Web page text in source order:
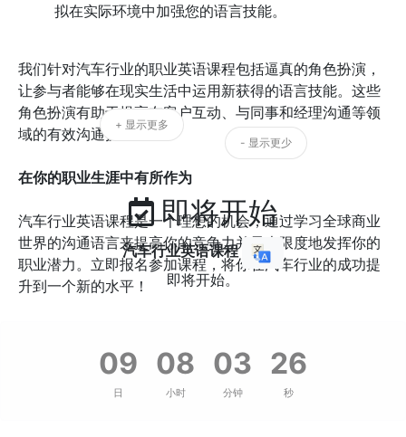
拟在实际环境中加强您的语言技能。
我们针对汽车行业的职业英语课程包括逼真的角色扮演，
让参与者能够在现实生活中运用新获得的语言技能。这些
角色扮演有助于提高在客户互动、与同事和经理沟通等领
域的有效沟通技巧。
在你的职业生涯中有所作为
汽车行业英语课程是一个理想的机会，通过学习全球商业
世界的沟通语言来提高你的竞争力并最大限度地发挥你的
职业潜力。立即报名参加课程，将你在汽车行业的成功提
升到一个新的水平！
汽车行业英语课程主题：
+ 显示更多
- 显示更少
即将开始
汽车行业英语课程
即将开始。
09
日
08
小时
03
分钟
25
秒